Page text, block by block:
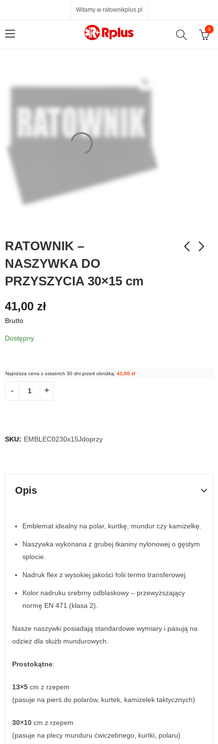
Witamy w ratownikplus.pl
0
RATOWNIK –
NASZYWKA DO
PRZYSZYCIA 30×15 cm
41,00 zł
Brutto
Dostępny
Najniższa cena z ostatnich 30 dni przed obniżką: 41,00 zł
SKU: EMBLEC0230x15Jdoprzy
Opis
Emblemat idealny na polar, kurtkę, mundur czy kamizelkę.
Naszywka wykonana z grubej tkaniny nylonowej o gęstym
splocie.
Nadruk flex z wysokiej jakości folii termo transferowej.
Kolor nadruku srebrny odblaskowy – przewyższający
normę EN 471 (klasa 2).
Nasze naszywki posiadają standardowe wymiary i pasują na
odzież dla służb mundurowych.
Prostokątne:
13×5 cm z rzepem
(pasuje na pierś do polarów, kurtek, kamizelek taktycznych)
30×10 cm z rzepem
(pasuje na plecy munduru ćwiczebnego, kurtki, polaru)